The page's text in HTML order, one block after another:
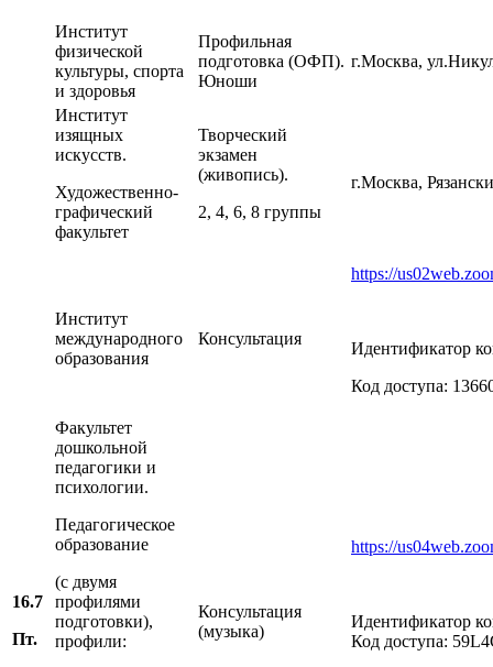
16.7
Пт.
Институт
физической
культуры, спорта
и здоровья
Профильная
подготовка (ОФП).
Юноши
г.Москва,
Институт
изящных
искусств.
Художественно-
графический
факультет
Творческий
экзамен
(живопись).
2, 4, 6, 8 группы
г.Москва,
Институт
международного
образования
Консультация
https://
Идентификатор
Код доступа:
Факультет
дошкольной
педагогики и
психологии.
Педагогическое
образование
(с двумя
профилями
подготовки),
профили:
Консультация
(музыка)
https://
Идентификатор
Код доступа: